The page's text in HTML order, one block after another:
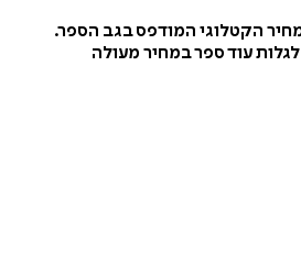
הקטלוגי המודפס בגב הספר.
עוד ספר במחיר מעולה